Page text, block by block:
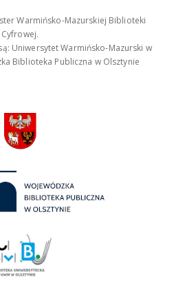
Warmińsko-Mazurskiej Biblioteki
Cyfrowej.
Uniwersytet Warmińsko-Mazurski w
Biblioteka Publiczna w Olsztynie